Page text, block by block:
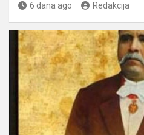
6 dana ago Redakcija